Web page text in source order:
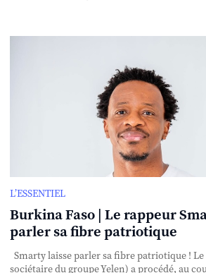
L’ESSENTIEL
Burkina Faso | Le rappeur
parler sa fibre patriotique
Smarty laisse parler sa fibre patriotique !
sociétaire du groupe Yelen) a procédé, au